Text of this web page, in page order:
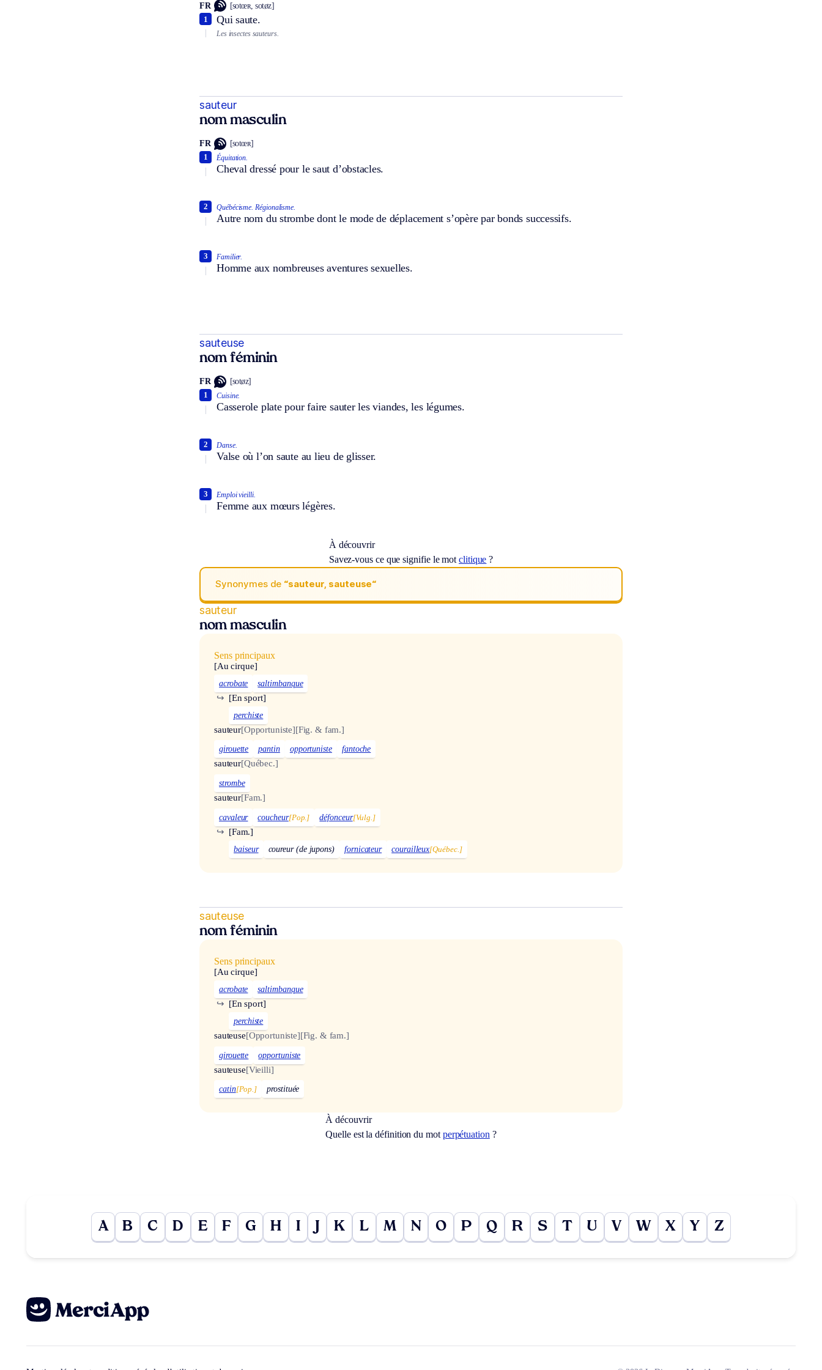
FR [sotœʀ, sotøz]
Qui saute.
1
Les insectes sauteurs.
sauteur
nom masculin
FR [sotœʀ]
Équitation.
Cheval dressé pour le saut d’obstacles.
1
Québécisme. Régionalisme.
Autre nom du strombe dont le mode de déplacement s’opère par bonds successifs.
2
Familier.
Homme aux nombreuses aventures sexuelles.
3
sauteuse
nom féminin
FR [sotøz]
Cuisine.
Casserole plate pour faire sauter les viandes, les légumes.
1
Danse.
Valse où l’on saute au lieu de glisser.
2
Emploi vieilli.
Femme aux mœurs légères.
3
À découvrir
Savez-vous ce que signifie le motclitique ?
Synonymes de “sauteur, sauteuse“
sauteur
nom masculin
Sens principaux
[Au cirque]
acrobate saltimbanque
[En sport]
↪
perchiste
sauteur[Opportuniste][Fig. & fam.]
girouette pantin opportuniste fantoche
sauteur[Québec.]
strombe
sauteur[Fam.]
cavaleur coucheur[Pop.] défonceur[Vulg.]
[Fam.]
↪
baiseur coureur (de jupons) fornicateur courailleux[Québec.]
sauteuse
nom féminin
Sens principaux
[Au cirque]
acrobate saltimbanque
[En sport]
↪
perchiste
sauteuse[Opportuniste][Fig. & fam.]
girouette opportuniste
sauteuse[Vieilli]
catin[Pop.] prostituée
À découvrir
Quelle est la définition du mot perpétuation ?
A B C D E F G H I J K L M N O P Q R S T U V W X Y Z